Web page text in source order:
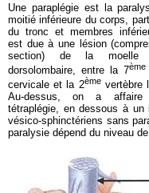
Une paraplégie est la
moitié inférieure du corps,
du tronc et membres
est due à une lésion
section) de la moelle
dorsolombaire, entre la 7ème
cervicale et la 2èmevertèbre
Au-dessus, on a
tétraplégie, en dessous à un
vésico-sphinctériens sans
paralysie dépend du niveau